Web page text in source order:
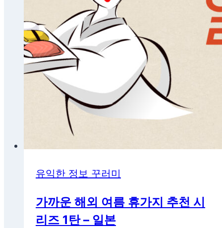
유익한 정보 꾸러미
가까운 해외 여름 휴가지 추천 시
리즈 1탄 – 일본